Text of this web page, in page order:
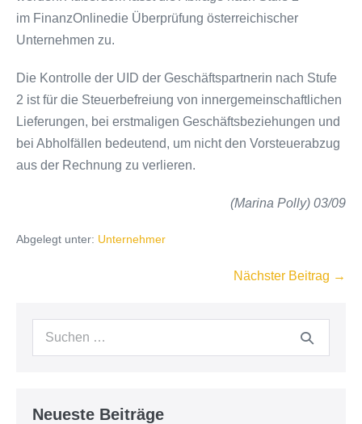
im FinanzOnlinedie Überprüfung österreichischer
Unternehmen zu.
Die Kontrolle der UID der Geschäftspartnerin nach Stufe
2 ist für die Steuerbefreiung von innergemeinschaftlichen
Lieferungen, bei erstmaligen Geschäftsbeziehungen und
bei Abholfällen bedeutend, um nicht den Vorsteuerabzug
aus der Rechnung zu verlieren.
(Marina Polly) 03/09
Abgelegt unter: Unternehmer
Nächster Beitrag →
Suchen
Neueste Beiträge